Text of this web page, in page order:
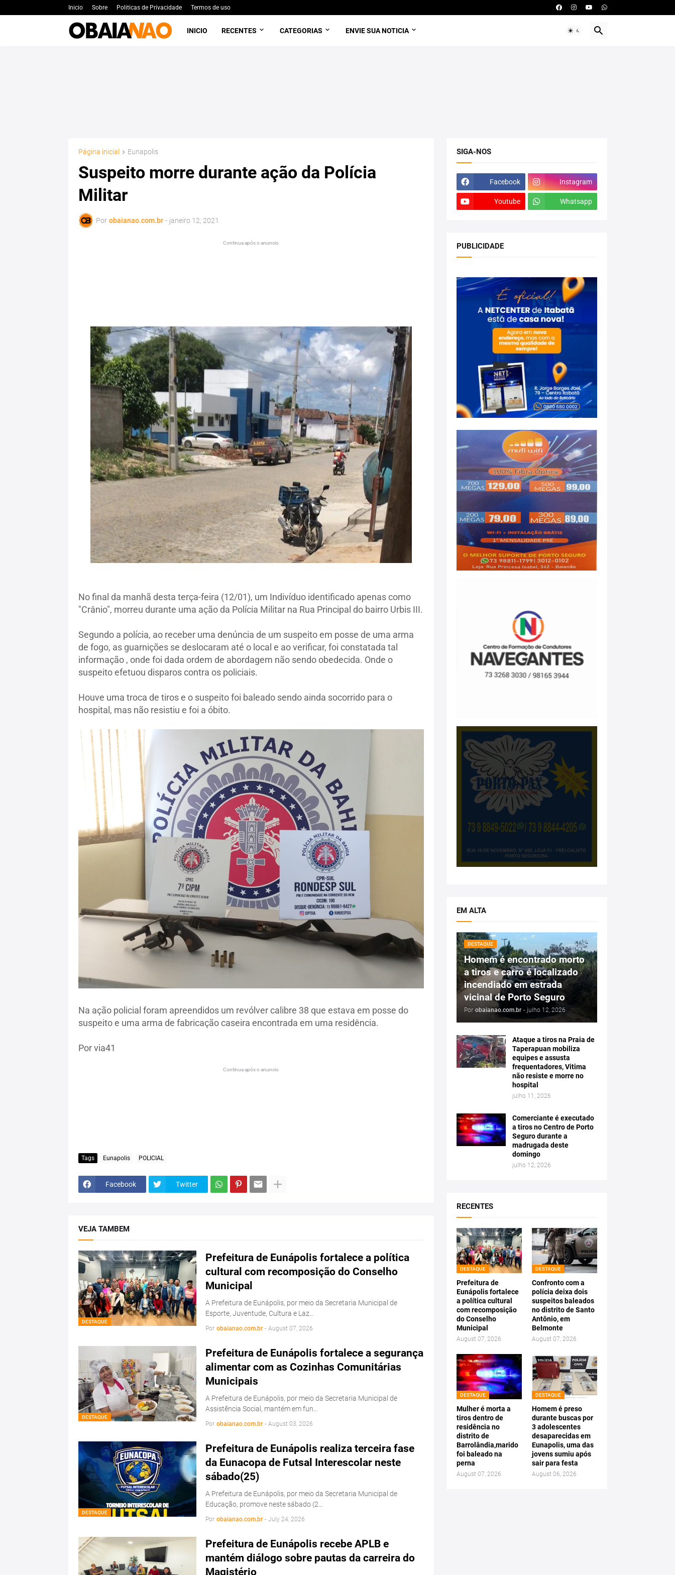
Inicio Sobre Politicas de Privacidade Termos de uso
INICIO RECENTES CATEGORIAS ENVIE SUA NOTICIA
Página inicial Eunapolis
Suspeito morre durante ação da Polícia
Militar
Por obaianao.com.br - janeiro 12, 2021
Continua após o anuncio
No final da manhã desta terça-feira (12/01), um Indivíduo identificado apenas como
"Crânio", morreu durante uma ação da Polícia Militar na Rua Principal do bairro Urbis III.
Segundo a polícia, ao receber uma denúncia de um suspeito em posse de uma arma
de fogo, as guarnições se deslocaram até o local e ao verificar, foi constatada tal
informação , onde foi dada ordem de abordagem não sendo obedecida. Onde o
suspeito efetuou disparos contra os policiais.
Houve uma troca de tiros e o suspeito foi baleado sendo ainda socorrido para o
hospital, mas não resistiu e foi a óbito.
Na ação policial foram apreendidos um revólver calibre 38 que estava em posse do
suspeito e uma arma de fabricação caseira encontrada em uma residência.
Por via41
Continua após o anuncio
Tags Eunapolis POLICIAL
Facebook Twitter
VEJA TAMBEM
DESTAQUE
Prefeitura de Eunápolis fortalece a política
cultural com recomposição do Conselho
Municipal
A Prefeitura de Eunápolis, por meio da Secretaria Municipal de
Esporte, Juventude, Cultura e Laz…
Por obaianao.com.br - August 07, 2026
DESTAQUE
Prefeitura de Eunápolis fortalece a segurança
alimentar com as Cozinhas Comunitárias
Municipais
A Prefeitura de Eunápolis, por meio da Secretaria Municipal de
Assistência Social, mantém em fun…
Por obaianao.com.br - August 03, 2026
DESTAQUE
Prefeitura de Eunápolis realiza terceira fase
da Eunacopa de Futsal Interescolar neste
sábado(25)
A Prefeitura de Eunápolis, por meio da Secretaria Municipal de
Educação, promove neste sábado (2…
Por obaianao.com.br - July 24, 2026
Prefeitura de Eunápolis recebe APLB e
mantém diálogo sobre pautas da carreira do
Magistério
SIGA-NOS
Facebook Instagram
Youtube Whatsapp
PUBLICIDADE
EM ALTA
DESTAQUE
Homem é encontrado morto
a tiros e carro é localizado
incendiado em estrada
vicinal de Porto Seguro
Por obaianao.com.br - julho 12, 2026
Ataque a tiros na Praia de
Taperapuan mobiliza
equipes e assusta
frequentadores, Vitima
não resiste e morre no
hospital
julho 11, 2026
Comerciante é executado
a tiros no Centro de Porto
Seguro durante a
madrugada deste
domingo
julho 12, 2026
RECENTES
DESTAQUE
Prefeitura de
Eunápolis fortalece
a política cultural
com recomposição
do Conselho
Municipal
August 07, 2026
DESTAQUE
Confronto com a
polícia deixa dois
suspeitos baleados
no distrito de Santo
Antônio, em
Belmonte
August 07, 2026
DESTAQUE
Mulher é morta a
tiros dentro de
residência no
distrito de
Barrolândia,marido
foi baleado na
perna
August 07, 2026
DESTAQUE
Homem é preso
durante buscas por
3 adolescentes
desaparecidas em
Eunapolis, uma das
jovens sumiu após
sair para festa
August 06, 2026